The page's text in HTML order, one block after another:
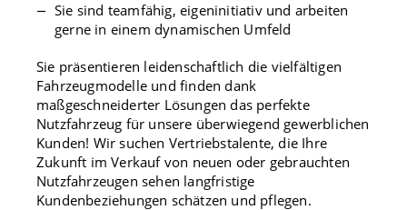
Sie sind teamfähig, eigeninitiativ und arbeiten
gerne in einem dynamischen Umfeld
Sie präsentieren leidenschaftlich die vielfältigen
Fahrzeugmodelle und finden dank
maßgeschneiderter Lösungen das perfekte
Nutzfahrzeug für unsere überwiegend gewerblichen
Kunden! Wir suchen Vertriebstalente, die Ihre
Zukunft im Verkauf von neuen oder gebrauchten
Nutzfahrzeugen sehen langfristige
Kundenbeziehungen schätzen und pflegen.